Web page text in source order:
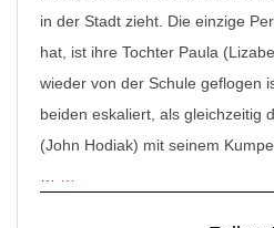
in der Stadt zieht. Die einzige
hat, ist ihre Tochter Paula
wieder von der Schule geflogen
beiden eskaliert, als gleichzeitig
(John Hodiak) mit seinem